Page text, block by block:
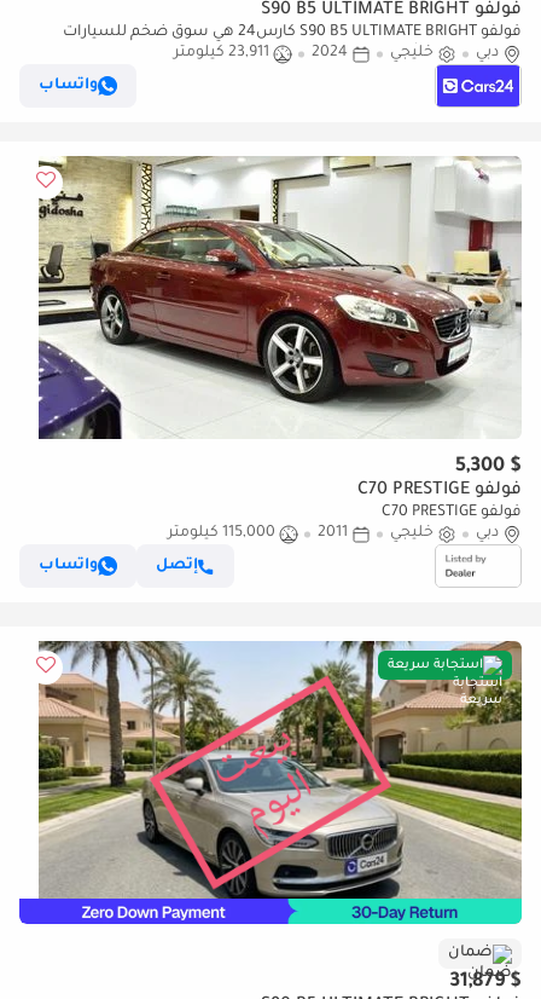
فولفو S90 B5 ULTIMATE BRIGHT
فولفو S90 B5 ULTIMATE BRIGHT كارس24 هي سوق ضخم للسيارات
المستعملة موثوق ومضمون ٪كارس24 هي سوق ضخم للسيارات
المستعملة موثوق ومضمون
دبي خليجي 2024
23,911 كيلومتر
واتساب
$ 5,300
فولفو C70 PRESTIGE
فولفو C70 PRESTIGE
دبي
خليجي 2011
115,000 كيلومتر
إتصل
واتساب
استجابة سريعة
ضمان
$ 31,879